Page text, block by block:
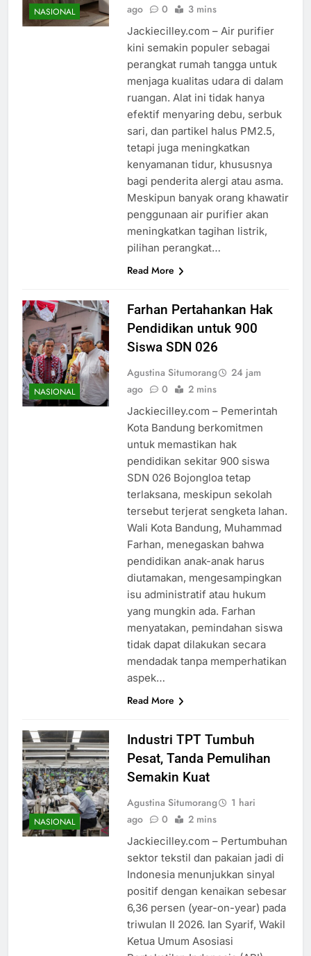
NASIONAL
ago
0 3 mins
Jackiecilley.com – Air purifier
kini semakin populer sebagai
perangkat rumah tangga untuk
menjaga kualitas udara di dalam
ruangan. Alat ini tidak hanya
efektif menyaring debu, serbuk
sari, dan partikel halus PM2.5,
tetapi juga meningkatkan
kenyamanan tidur, khususnya
bagi penderita alergi atau asma.
Meskipun banyak orang khawatir
penggunaan air purifier akan
meningkatkan tagihan listrik,
pilihan perangkat…
Read More
NASIONAL
Farhan Pertahankan Hak
Pendidikan untuk 900
Siswa SDN 026
Agustina Situmorang
24 jam
ago
0 2 mins
Jackiecilley.com – Pemerintah
Kota Bandung berkomitmen
untuk memastikan hak
pendidikan sekitar 900 siswa
SDN 026 Bojongloa tetap
terlaksana, meskipun sekolah
tersebut terjerat sengketa lahan.
Wali Kota Bandung, Muhammad
Farhan, menegaskan bahwa
pendidikan anak-anak harus
diutamakan, mengesampingkan
isu administratif atau hukum
yang mungkin ada. Farhan
menyatakan, pemindahan siswa
tidak dapat dilakukan secara
mendadak tanpa memperhatikan
aspek…
Read More
NASIONAL
Industri TPT Tumbuh
Pesat, Tanda Pemulihan
Semakin Kuat
Agustina Situmorang
1 hari
ago
0 2 mins
Jackiecilley.com – Pertumbuhan
sektor tekstil dan pakaian jadi di
Indonesia menunjukkan sinyal
positif dengan kenaikan sebesar
6,36 persen (year-on-year) pada
triwulan II 2026. Ian Syarif, Wakil
Ketua Umum Asosiasi